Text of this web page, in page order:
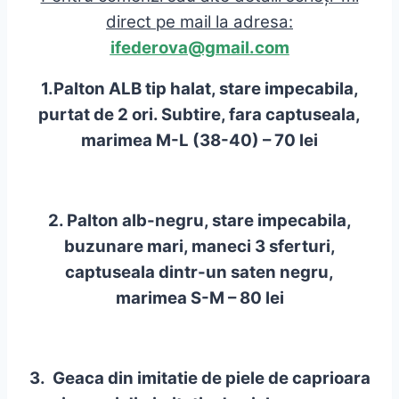
direct pe mail la adresa:
ifederova@gmail.com
1.Palton ALB tip halat, stare impecabila,
purtat de 2 ori. Subtire, fara captuseala,
marimea M-L (38-40) – 70 lei
2. Palton alb-negru, stare impecabila,
buzunare mari, maneci 3 sferturi,
captuseala dintr-un saten negru,
marimea S-M – 80 lei
3. Geaca din imitatie de piele de caprioara